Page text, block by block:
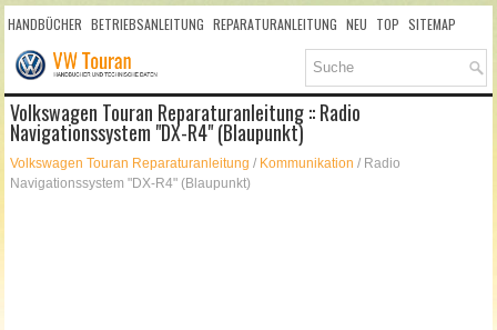
HANDBÜCHER BETRIEBSANLEITUNG REPARATURANLEITUNG NEU TOP SITEMAP
SUCHLAUF
Volkswagen Touran Reparaturanleitung :: Radio
Navigationssystem "DX-R4" (Blaupunkt)
Volkswagen Touran Reparaturanleitung / Kommunikation / Radio
Navigationssystem "DX-R4" (Blaupunkt)